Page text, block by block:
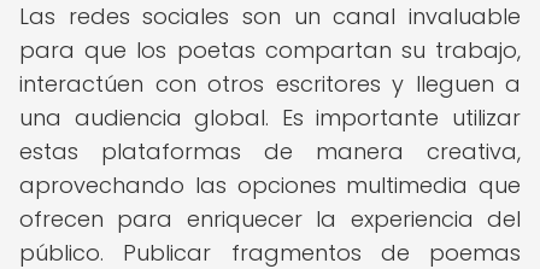
Las redes sociales son un canal invaluable
para que los poetas compartan su trabajo,
interactúen con otros escritores y lleguen a
una audiencia global. Es importante utilizar
estas plataformas de manera creativa,
aprovechando las opciones multimedia que
ofrecen para enriquecer la experiencia del
público. Publicar fragmentos de poemas